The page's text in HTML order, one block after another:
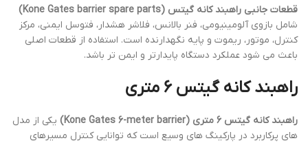
قطعات جانبی راهبند کانه گیتس (Kone Gates barrier spare parts)
شامل بازوی آلومینیومی، فنر بالانس، فلاشر هشدار، فتوسل ایمنی، مرکز
کنترل، موتور، ریموت و پایه نگهدارنده است. استفاده از قطعات اصلی
باعث می شود عملکرد دستگاه پایدارتر و ایمن تر باشد.
راهبند کانه گیتس 6 متری
راهبند کانه گیتس 6 متری (Kone Gates 6-meter barrier)
یکی از مدل
های پرکاربرد در پارکینگ های وسیع است که توانایی کنترل مسیرهای